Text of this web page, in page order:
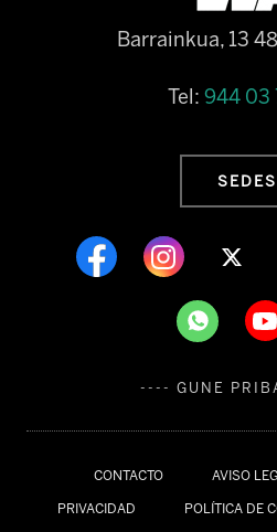
CONTACTO AVISO
PRIVACIDAD POLÍTICA DE
Barrainkua, 13
Tel: 944 03
SEDES
---- GUNE